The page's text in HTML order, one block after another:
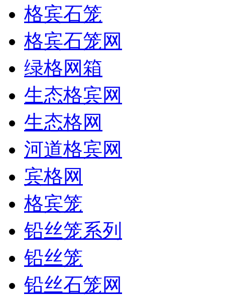
格宾石笼
格宾石笼网
绿格网箱
生态格宾网
生态格网
河道格宾网
宾格网
格宾笼
铅丝笼系列
铅丝笼
铅丝石笼网